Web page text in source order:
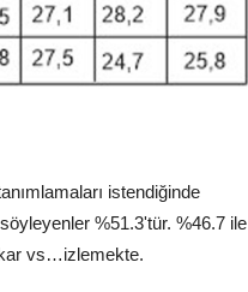
istendiğinde
%51.3'tür. %46.7 ile
vs…izlemekte.